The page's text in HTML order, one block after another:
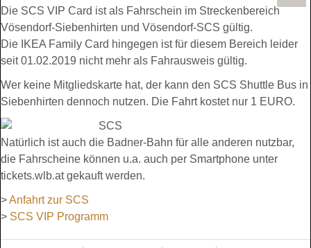
Die SCS VIP Card ist als Fahrschein im Streckenbereich
Vösendorf-Siebenhirten und Vösendorf-SCS gültig.
Die IKEA Family Card hingegen ist für diesem Bereich leider
seit 01.02.2019 nicht mehr als Fahrausweis gültig.
Wer keine Mitgliedskarte hat, der kann den SCS Shuttle Bus in
Siebenhirten dennoch nutzen. Die Fahrt kostet nur 1 EURO.
Natürlich ist auch die Badner-Bahn für alle anderen nutzbar,
die Fahrscheine können u.a. auch per Smartphone unter
tickets.wlb.at gekauft werden.
>Anfahrt zur SCS
> SCS VIP Programm